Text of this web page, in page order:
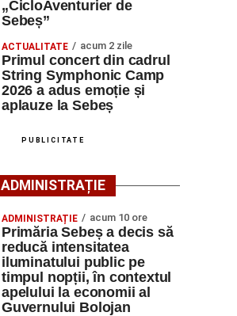
„CicloAventurier de
Sebeș”
ACTUALITATE acum 2 zile
Primul concert din cadrul
String Symphonic Camp
2026 a adus emoție și
aplauze la Sebeș
PUBLICITATE
ADMINISTRAȚIE
ADMINISTRAȚIE acum 10 ore
Primăria Sebeș a decis să
reducă intensitatea
iluminatului public pe
timpul nopții, în contextul
apelului la economii al
Guvernului Bolojan